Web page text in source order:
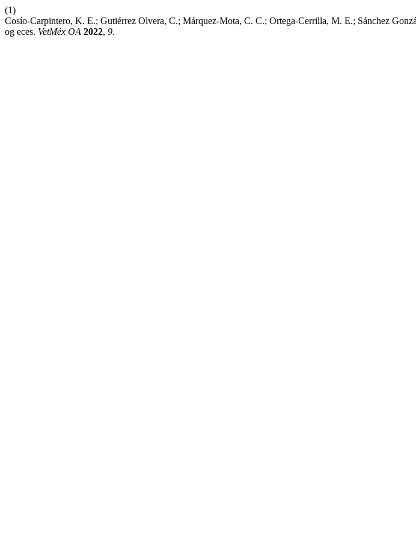
(1)
Cosío-Carpintero, K. E.; Gutiérrez Olvera, C.; Márquez-Mota, C. C.; Ortega-Cerrilla, M. E.; Sánchez
og eces. VetMéx OA 2022, 9.